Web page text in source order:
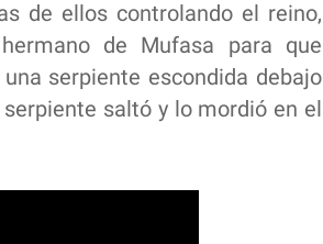
de ellos controlando el reino,
de Mufasa para que
serpiente escondida debajo
saltó y lo mordió en el